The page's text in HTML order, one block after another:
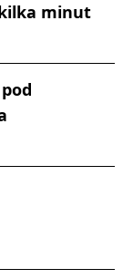
kilka minut